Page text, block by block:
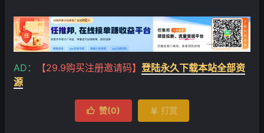
AD： 【29.9购买注册邀请码】 登陆永久下载本站全部资
源
 赞(0)  打赏